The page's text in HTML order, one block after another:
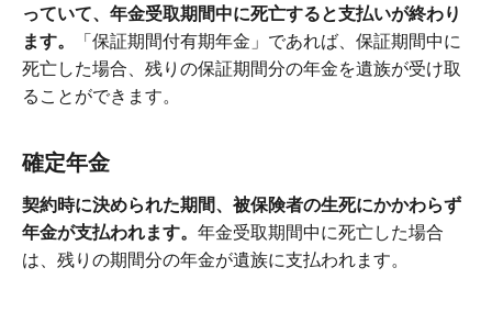
っていて、年金受取期間中に死亡すると支払いが終わり
ます。
「保証期間付有期年金」であれば、保証期間中に
死亡した場合、残りの保証期間分の年金を遺族が受け取
ることができます。
確定年金
契約時に決められた期間、被保険者の生死にかかわらず
年金が支払われます。 年金受取期間中に死亡した場合
は、残りの期間分の年金が遺族に支払われます。